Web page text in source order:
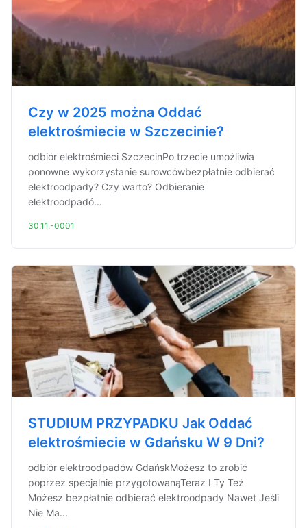
Czy w 2025 można Oddać
elektrośmiecie w Szczecinie?
odbiór elektrośmieci SzczecinPo trzecie umożliwia
ponowne wykorzystanie surowcówbezpłatnie odbierać
elektroodpady? Czy warto? Odbieranie
elektroodpadó...
30.11.-0001
STUDIUM PRZYPADKU Jak Oddać
elektrośmiecie w Gdańsku W 9 Dni?
odbiór elektroodpadów GdańskMożesz to zrobić
poprzez specjalnie przygotowanąTeraz I Ty Też
Możesz bezpłatnie odbierać elektroodpady Nawet Jeśli
Nie Ma...